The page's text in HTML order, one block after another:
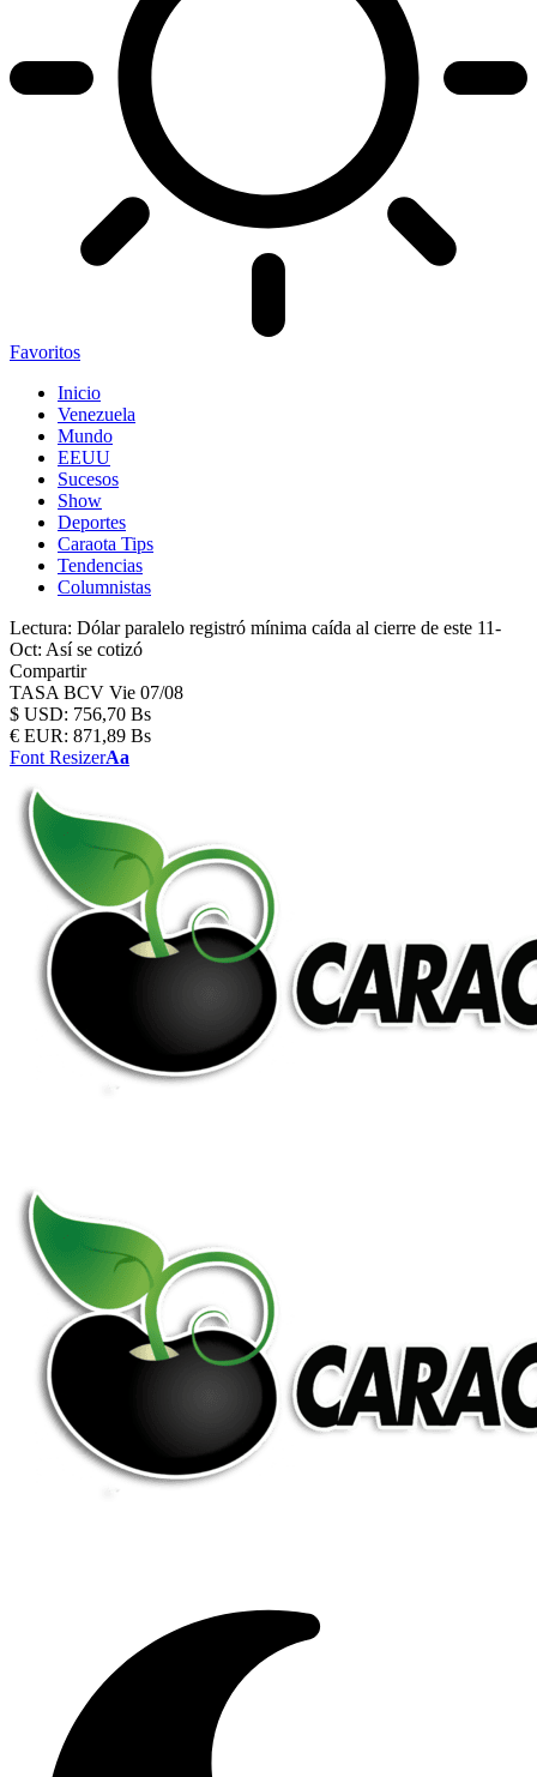
Favoritos
Inicio
Venezuela
Mundo
EEUU
Sucesos
Show
Deportes
Caraota Tips
Tendencias
Columnistas
Lectura: Dólar paralelo registró mínima caída al cierre de este 11-
Oct: Así se cotizó
Compartir
TASA BCV Vie 07/08
$ USD: 756,70 Bs
€ EUR: 871,89 Bs
Font ResizerAa